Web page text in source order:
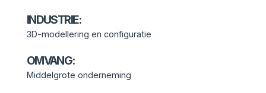
INDUSTRIE:
3D-modellering en configuratie
OMVANG:
Middelgrote onderneming